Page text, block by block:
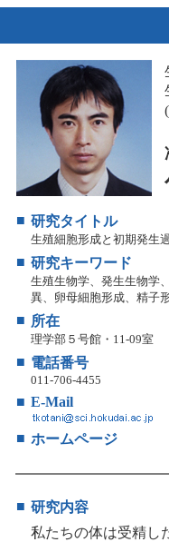
■ 研究タイトル
生殖細胞形成と初期発生
■ 研究キーワード
生殖生物学、発生生物学
異、卵母細胞形成、精子
■ 所在
理学部５号館・11-09室
■ 電話番号
011-706-4455
■ E-Mail
■ ホームページ
■ 研究内容
私たちの体は受精し